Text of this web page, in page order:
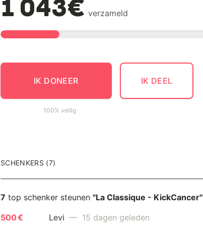
1 043€ verzameld
IK DONEER
100% veilig
IK DEEL
SCHENKERS (7)
7 top schenker steunen "La Classique - KickCancer"
500 €
Levi — 15 dagen geleden